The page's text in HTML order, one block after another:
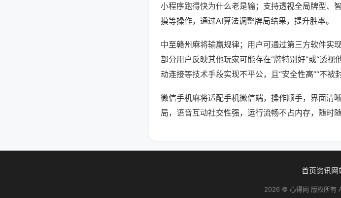
小程序跑得快为什么老是输；支持透视全局牌型、
摸等操作，通过AI算法调整牌局结果，提升胜率。
中至赣州麻将输赢规律；用户可通过第三方软件实现
部分用户反映其他玩家可能存在“牌特别好”或“透
动连接等技术手段实现不平公，且“安全性高”“不被封
微信手机麻将适配手机微信端，操作顺手，界面清
局，语音互动社交性强，运行流畅不占内存，随时
首页资讯网
2026 © 心得网 版权所有